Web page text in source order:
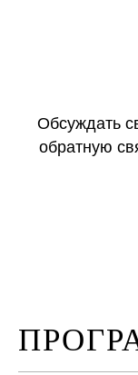
Обсуждать
обратную